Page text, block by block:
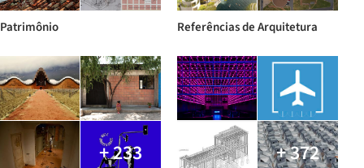
Patrimônio Referências de Arquitetura
+ 233 + 372